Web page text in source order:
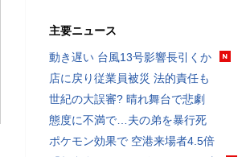
主要ニュース
動き遅い 台風13号影響長引くか
店に戻り従業員被災 法的責任も
世紀の大誤審? 晴れ舞台で悲劇
態度に不満で…夫の弟を暴行死
ポケモン効果で 空港来場者4.5倍